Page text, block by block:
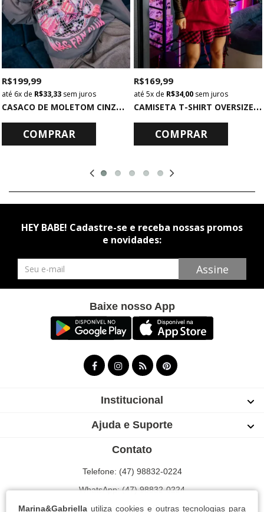
Marina&Gabriella utiliza cookies e outras tecnologias para
C
ASACO DE MOLETOM CINZA K-POP LOVER
R$ 199,99
6x de R$ 33,33 sem juros
COMPRAR
C
AMISETA T-SHIRT OVERSIZED VERMELHA EUPHORIA
R$ 169,99
5x de R$ 34,00 sem juros
COMPRAR
HEY BABE! Cadastre-se e receba nossas promos
e novidades:
Newsletter Assine
Baixe nosso App
Institucional
Ajuda e Suporte
Contato
Telefone: (47) 98832-0224
WhatsApp: (47) 98832-0224
Blumenau | Santa Catarina